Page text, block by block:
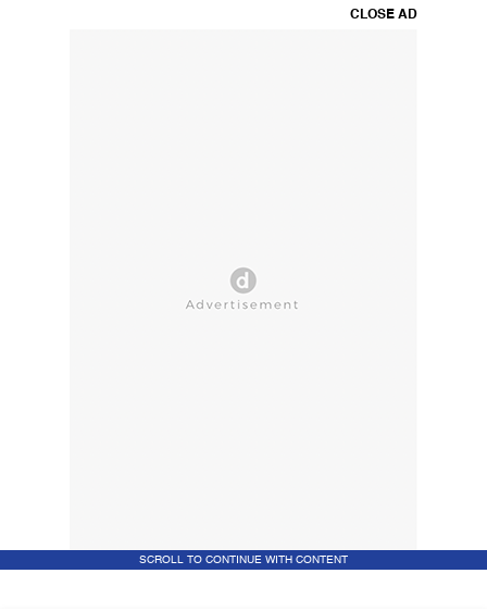
CLOSE AD
SCROLL TO CONTINUE WITH CONTENT